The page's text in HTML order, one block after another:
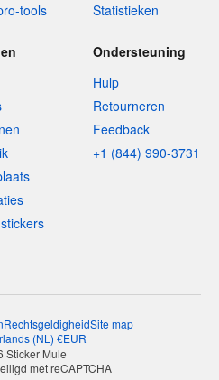
tools
Statistieken
Ondersteuning
Hulp
Retourneren
Feedback
+1 (844) 990-3731
RechtsgeldigheidSite map
(NL ) €EUR
Sticker Mule
met reCAPTCHA